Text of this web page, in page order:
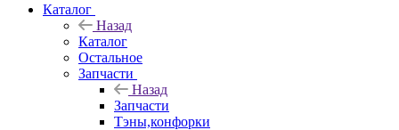
Каталог
Назад
Каталог
Остальное
Запчасти
Назад
Запчасти
Тэны,конфорки